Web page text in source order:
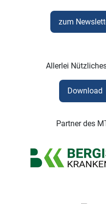
zum
Allerlei
Download
Partner des